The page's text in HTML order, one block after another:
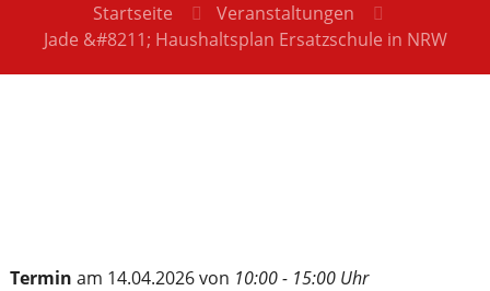
Startseite
Veranstaltungen
Jade &#8211; Haushaltsplan Ersatzschule in NRW
Termin am 14.04.2026 von 10:00 - 15:00 Uhr